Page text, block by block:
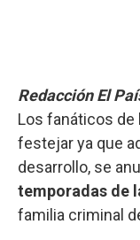
Redacción El
Los fanáticos de
festejar ya que
desarrollo, se
temporadas de
familia criminal